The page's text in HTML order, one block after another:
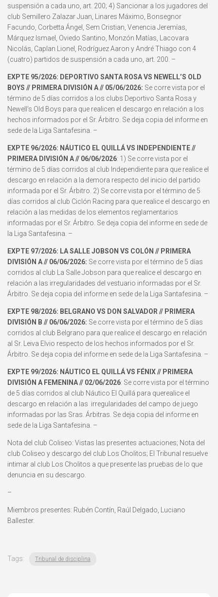
suspensión a cada uno, art. 200; 4) Sancionar a los jugadores del
club Semillero Zalazar Juan, Linares Máximo, Bonsegnor
Facundo, Corbetta Ángel, Sem Cristian, Venencia Jeremías,
Márquez Ismael, Oviedo Santino, Monzón Matías, Lacovara
Nicolás, Caplan Lionel, Rodríguez Aaron y André Thiago con 4
(cuatro) partidos de suspensión a cada uno, art. 200. –
EXPTE 95/2026: DEPORTIVO SANTA ROSA VS NEWELL’S OLD
BOYS // PRIMERA DIVISIÓN A // 05/06/2026: Se corre vista por el
término de 5 días corridos a los clubs Deportivo Santa Rosa y
Newell’s Old Boys para que realicen el descargo en relación a los
hechos informados por el Sr. Árbitro. Se deja copia del informe en
sede de la Liga Santafesina. –
EXPTE 96/2026: NÁUTICO EL QUILLÁ VS INDEPENDIENTE //
PRIMERA DIVISIÓN A // 06/06/2026: 1) Se corre vista por el
término de 5 días corridos al club Independiente para que realice el
descargo en relación a la demora respecto del inicio del partido
informada por el Sr. Árbitro. 2) Se corre vista por el término de 5
días corridos al club Ciclón Racing para que realice el descargo en
relación a las medidas de los elementos reglamentarios
informadas por el Sr. Árbitro. Se deja copia del informe en sede de
la Liga Santafesina. –
EXPTE 97/2026: LA SALLE JOBSON VS COLÓN // PRIMERA
DIVISIÓN A // 06/06/2026: Se corre vista por el término de 5 días
corridos al club La Salle Jobson para que realice el descargo en
relación a las irregularidades del vestuario informadas por el Sr.
Árbitro. Se deja copia del informe en sede de la Liga Santafesina. –
EXPTE 98/2026: BELGRANO VS DON SALVADOR // PRIMERA
DIVISIÓN B // 06/06/2026: Se corre vista por el término de 5 días
corridos al club Belgrano para que realice el descargo en relación
al Sr. Leiva Elvio respecto de los hechos informados por el Sr.
Árbitro. Se deja copia del informe en sede de la Liga Santafesina. –
EXPTE 99/2026: NÁUTICO EL QUILLÁ VS FÉNIX // PRIMERA
DIVISIÓN A FEMENINA // 02/06/2026: Se corre vista por el término
de 5 días corridos al club Náutico El Quillá para querealice el
descargo en relación a las irregularidades del campo de juego
informadas por las Sras. Árbitras. Se deja copia del informe en
sede de la Liga Santafesina. –
Nota del club Coliseo: Vistas las presentes actuaciones; Nota del
club Coliseo y descargo del club Los Cholitos; El Tribunal resuelve
intimar al club Los Cholitos a que presente las pruebas de lo que
denuncia en su descargo.
–
Miembros presentes: Rubén Contín, Raúl Delgado, Luciano
Ballester.
Tags: Tribunal de disciplina